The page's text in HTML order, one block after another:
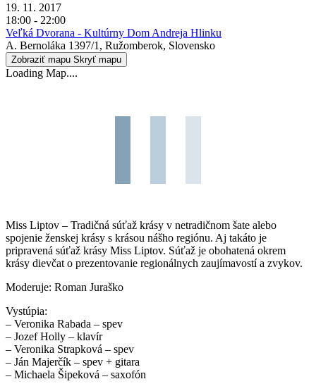
19. 11. 2017
18:00 - 22:00
Veľká Dvorana - Kultúrny Dom Andreja Hlinku
A. Bernoláka 1397/1, Ružomberok, Slovensko
Zobraziť mapu Skryť mapu
Loading Map....
Miss Liptov – Tradičná súťaž krásy v netradičnom šate alebo
spojenie ženskej krásy s krásou nášho regiónu. Aj takáto je
pripravená súťaž krásy Miss Liptov. Súťaž je obohatená okrem
krásy dievčat o prezentovanie regionálnych zaujímavostí a zvykov.
Moderuje: Roman Juraško
Vystúpia:
– Veronika Rabada – spev
– Jozef Holly – klavír
– Veronika Strapková – spev
– Ján Majerčík – spev + gitara
– Michaela Šipeková – saxofón